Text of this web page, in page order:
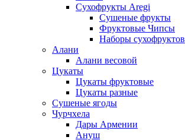
Сухофрукты Aregi
Сушеные фрукты
Фруктовые Чипсы
Наборы сухофруктов
Алани
Алани весовой
Цукаты
Цукаты фруктовые
Цукаты разные
Сушеные ягоды
Чурчхела
Дары Армении
Ануш